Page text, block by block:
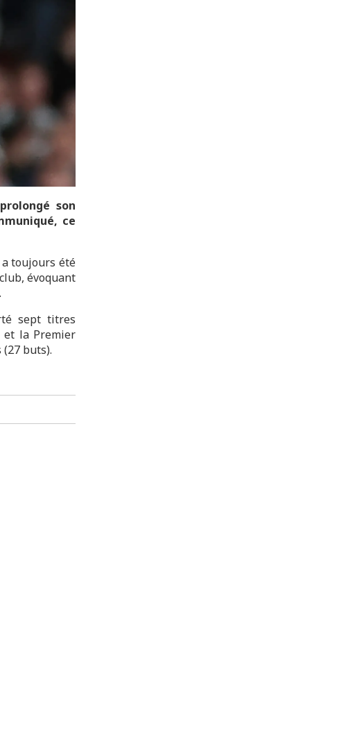
son
ce
toujours été
évoquant
sept titres
et la Premier
buts).